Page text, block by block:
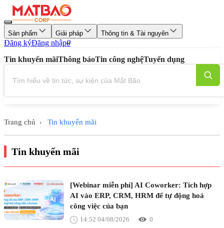
Sản phẩm Giải pháp Thông tin & Tài nguyên
Đăng kýĐăng nhập0
Tin khuyến mãiThông báoTin công nghệTuyển dụng
Trang chủ › Tin khuyến mãi
Tin khuyến mãi
[Webinar miễn phí] AI Coworker: Tích hợp
AI vào ERP, CRM, HRM để tự động hoá
công việc của bạn
14:52 04/08/2026 0